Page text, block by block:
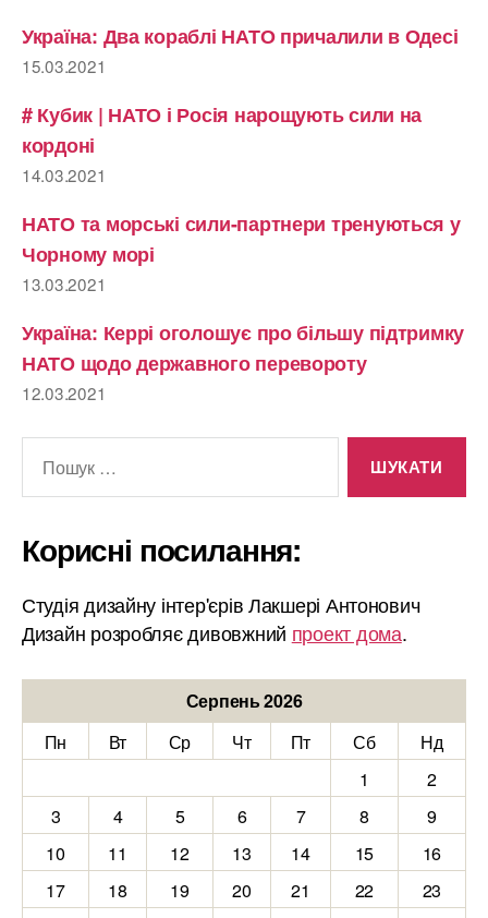
Україна: Два кораблі НАТО причалили в Одесі
15.03.2021
# Кубик | НАТО і Росія нарощують сили на
кордоні
14.03.2021
НАТО та морські сили-партнери тренуються у
Чорному морі
13.03.2021
Україна: Керрі оголошує про більшу підтримку
НАТО щодо державного перевороту
12.03.2021
Корисні посилання:
Студія дизайну інтер'єрів Лакшері Антонович
Дизайн розробляє дивовжний проект дома.
Серпень 2026
Пн
Вт Ср Чт Пт Сб
Нд
1
2
3
4 5 6 7 8
9
10
11 12 13 14 15
16
17
18 19 20 21 22
23